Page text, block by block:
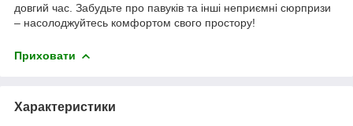
довгий час. Забудьте про павуків та інші неприємні сюрпризи
– насолоджуйтесь комфортом свого простору!
Приховати
Характеристики